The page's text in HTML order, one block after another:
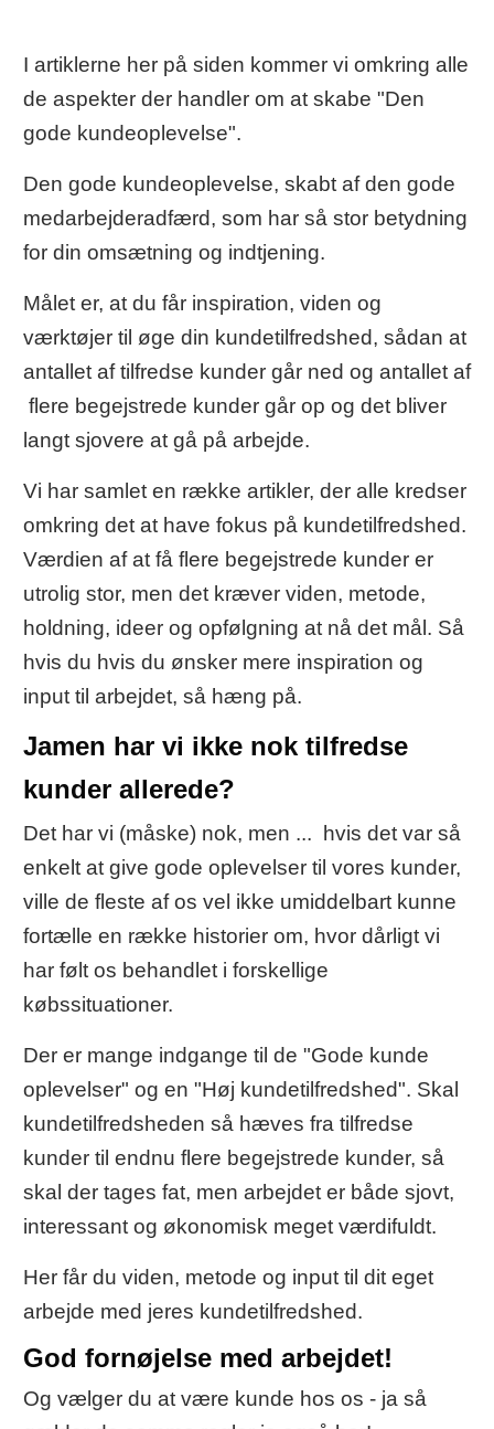
I artiklerne her på siden kommer vi omkring alle
de aspekter der handler om at skabe "Den
gode kundeoplevelse".
Den gode kundeoplevelse, skabt af den gode
medarbejderadfærd, som har så stor betydning
for din omsætning og indtjening.
Målet er, at du får inspiration, viden og
værktøjer til øge din kundetilfredshed, sådan at
antallet af tilfredse kunder går ned og antallet af
flere begejstrede kunder går op og det bliver
langt sjovere at gå på arbejde.
Vi har samlet en række artikler, der alle kredser
omkring det at have fokus på kundetilfredshed.
Værdien af at få flere begejstrede kunder er
utrolig stor, men det kræver viden, metode,
holdning, ideer og opfølgning at nå det mål. Så
hvis du hvis du ønsker mere inspiration og
input til arbejdet, så hæng på.
Jamen har vi ikke nok tilfredse
kunder allerede?
Det har vi (måske) nok, men ... hvis det var så
enkelt at give gode oplevelser til vores kunder,
ville de fleste af os vel ikke umiddelbart kunne
fortælle en række historier om, hvor dårligt vi
har følt os behandlet i forskellige
købssituationer.
Der er mange indgange til de "Gode kunde
oplevelser" og en "Høj kundetilfredshed". Skal
kundetilfredsheden så hæves fra tilfredse
kunder til endnu flere begejstrede kunder, så
skal der tages fat, men arbejdet er både sjovt,
interessant og økonomisk meget værdifuldt.
Her får du viden, metode og input til dit eget
arbejde med jeres kundetilfredshed.
God fornøjelse med arbejdet!
Og vælger du at være kunde hos os - ja så